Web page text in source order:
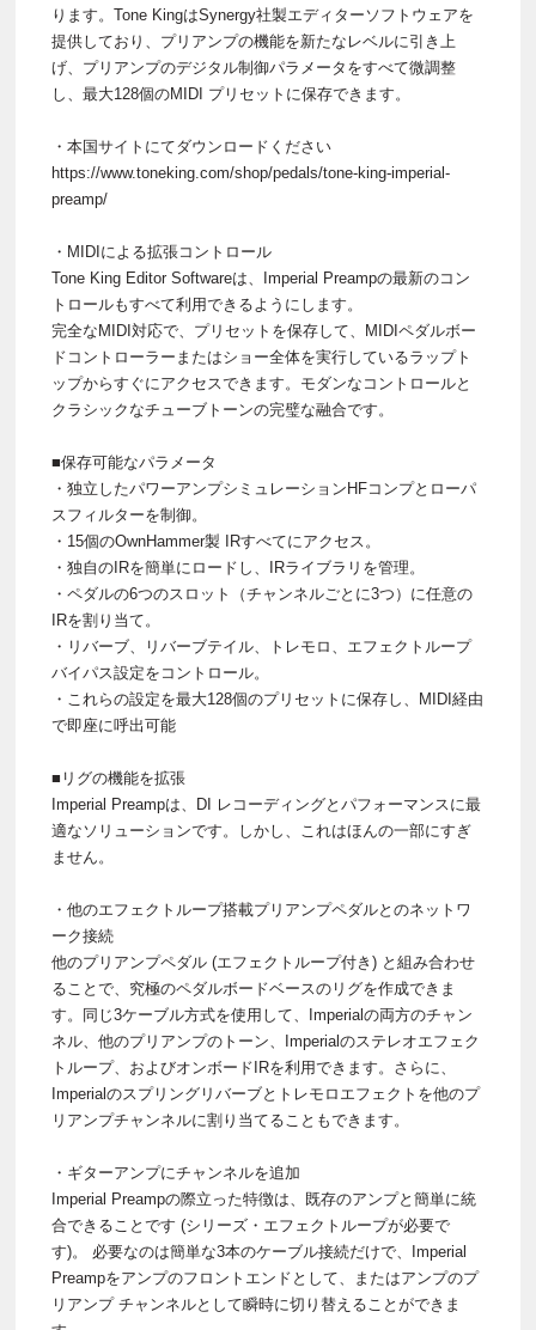
ります。Tone KingはSynergy社製エディターソフトウェアを
提供しており、プリアンプの機能を新たなレベルに引き上
げ、プリアンプのデジタル制御パラメータをすべて微調整
し、最大128個のMIDI プリセットに保存できます。
・本国サイトにてダウンロードください
https://www.toneking.com/shop/pedals/tone-king-imperial-
preamp/
・MIDIによる拡張コントロール
Tone King Editor Softwareは、Imperial Preampの最新のコン
トロールもすべて利用できるようにします。
完全なMIDI対応で、プリセットを保存して、MIDIペダルボー
ドコントローラーまたはショー全体を実行しているラップト
ップからすぐにアクセスできます。モダンなコントロールと
クラシックなチューブトーンの完璧な融合です。
■保存可能なパラメータ
・独立したパワーアンプシミュレーションHFコンプとローパ
スフィルターを制御。
・15個のOwnHammer製 IRすべてにアクセス。
・独自のIRを簡単にロードし、IRライブラリを管理。
・ペダルの6つのスロット（チャンネルごとに3つ）に任意の
IRを割り当て。
・リバーブ、リバーブテイル、トレモロ、エフェクトループ
バイパス設定をコントロール。
・これらの設定を最大128個のプリセットに保存し、MIDI経由
で即座に呼出可能
■リグの機能を拡張
Imperial Preampは、DI レコーディングとパフォーマンスに最
適なソリューションです。しかし、これはほんの一部にすぎ
ません。
・他のエフェクトループ搭載プリアンプペダルとのネットワ
ーク接続
他のプリアンプペダル (エフェクトループ付き) と組み合わせ
ることで、究極のペダルボードベースのリグを作成できま
す。同じ3ケーブル方式を使用して、Imperialの両方のチャン
ネル、他のプリアンプのトーン、Imperialのステレオエフェク
トループ、およびオンボードIRを利用できます。さらに、
Imperialのスプリングリバーブとトレモロエフェクトを他のプ
リアンプチャンネルに割り当てることもできます。
・ギターアンプにチャンネルを追加
Imperial Preampの際立った特徴は、既存のアンプと簡単に統
合できることです (シリーズ・エフェクトループが必要で
す)。 必要なのは簡単な3本のケーブル接続だけで、Imperial
Preampをアンプのフロントエンドとして、またはアンプのプ
リアンプ チャンネルとして瞬時に切り替えることができま